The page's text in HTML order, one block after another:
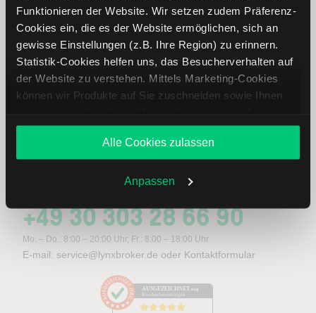
Funktionieren der Website. Wir setzen zudem Präferenz-
Cookies ein, die es der Website ermöglichen, sich an
gewisse Einstellungen (z.B. Ihre Region) zu erinnern.
Statistik-Cookies helfen uns, das Besucherverhalten auf
der Website zu verstehen. Mittels Marketing-Cookies
können wir Produkte auf Sie zuschneiden sowie Ihnen
Angebote unterbreiten. Sie entscheiden, welche Cookies
Sie zulassen oder ablehnen. Ihre Entscheidung können
Sie jederzeit in denCookie-Einstellungenändern.
Weitere Infos auch in unsererDatenschutzerklärung
Alle Cookies zulassen
Anpassen
Treten Sie mit uns in Kontakt
+49 30 303 28 66 90
Mo. – Do.: 8:00 – 20:00 Uhr, Fr.: 8:00 – 18:00 Uhr
E-mail: service@lynxbroker.de oder Kontaktformular
AUSGEZEICHNET .org
Kundenbewertungen
Abonnieren